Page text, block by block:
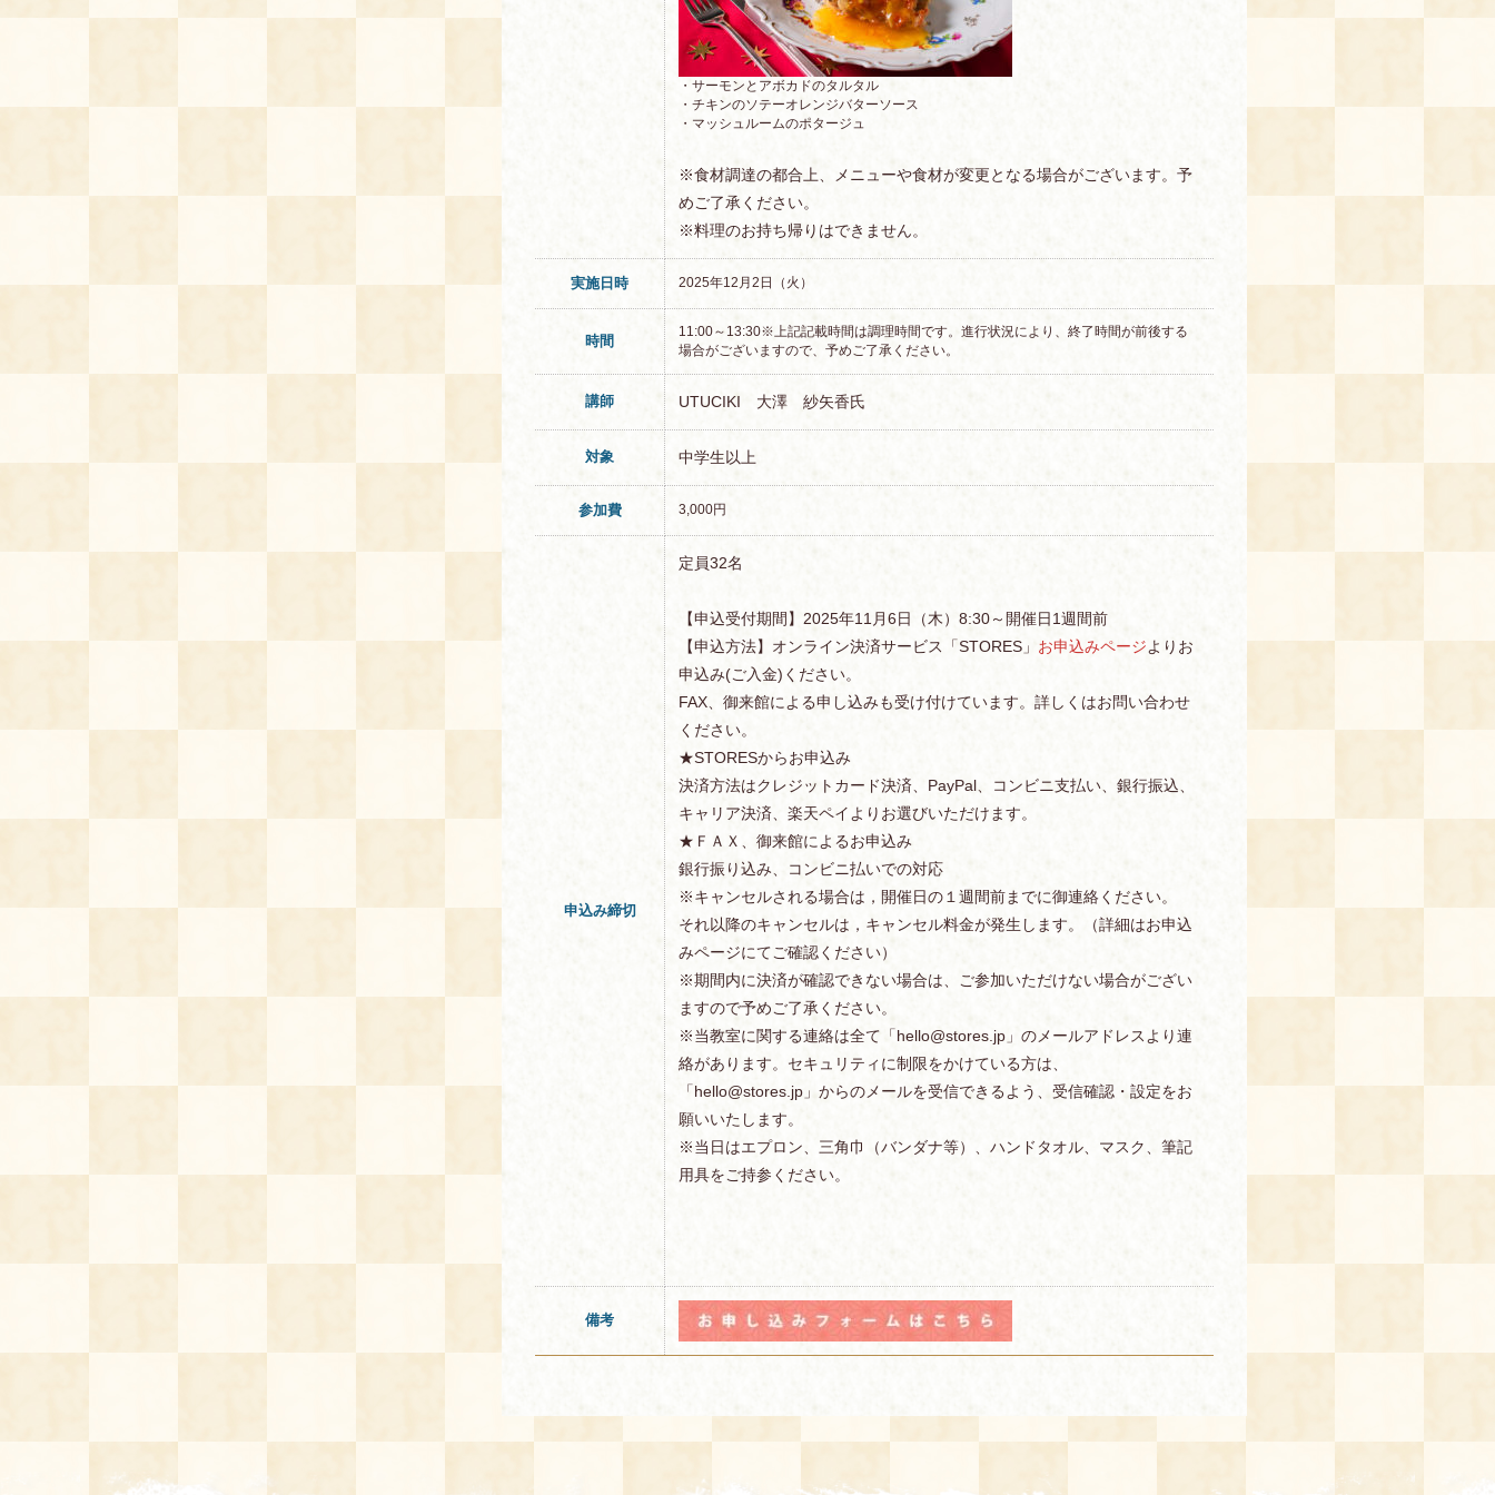
・サーモンとアボカドのタルタル
・チキンのソテーオレンジバターソース
・マッシュルームのポタージュ
※食材調達の都合上、メニューや食材が変更となる場合がございます。予
めご了承ください。
※料理のお持ち帰りはできません。
実施日時 2025年12月2日（火）
時間
11:00～13:30※上記記載時間は調理時間です。進行状況により、終了時間が前後する
場合がございますので、予めご了承ください。
講師 UTUCIKI 大澤 紗矢香氏
対象 中学生以上
参加費 3,000円
申込み締切
定員32名
【申込受付期間】2025年11月6日（木）8:30～開催日1週間前
【申込方法】オンライン決済サービス「STORES」 お申込みページよりお
申込み(ご入金)ください。
FAX、御来館による申し込みも受け付けています。詳しくはお問い合わせ
ください。
★STORESからお申込み
決済方法はクレジットカード決済、PayPal、コンビニ支払い、銀行振込、
キャリア決済、楽天ペイよりお選びいただけます。
★ＦＡＸ、御来館によるお申込み
銀行振り込み、コンビニ払いでの対応
※キャンセルされる場合は，開催日の１週間前までに御連絡ください。
それ以降のキャンセルは，キャンセル料金が発生します。（詳細はお申込
みページにてご確認ください）
※期間内に決済が確認できない場合は、ご参加いただけない場合がござい
ますので予めご了承ください。
※当教室に関する連絡は全て「hello@stores.jp」のメールアドレスより連
絡があります。セキュリティに制限をかけている方は、
「hello@stores.jp」からのメールを受信できるよう、受信確認・設定をお
願いいたします。
※当日はエプロン、三角巾（バンダナ等）、ハンドタオル、マスク、筆記
用具をご持参ください。
備考